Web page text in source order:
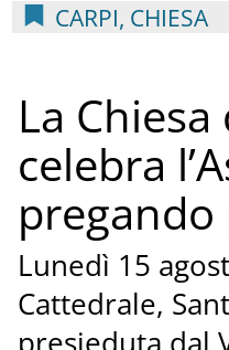
CARPI, CHIESA
La
celebra
pregando
Lunedì 15
Cattedrale,